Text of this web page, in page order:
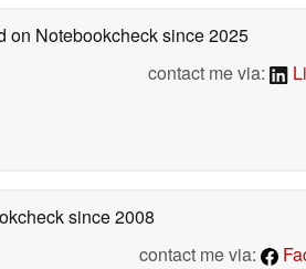
on Notebookchecksince 2025
contact me via:
since 2008
contact me via: